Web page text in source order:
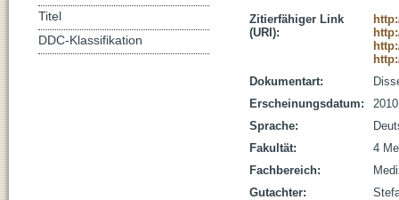
Zitierfähiger Link
(URI):
Dokumentart:
Erscheinungsdatum:
2010
Sprache:
Fakultät:
4
Fachbereich:
Gutachter:
Titel
DDC-Klassifikation